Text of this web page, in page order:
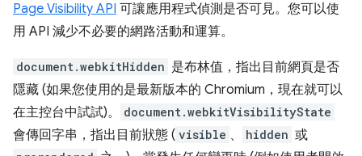
Page Visibility API 可讓應用程式偵測是否可見。您可以使
用 API 減少不必要的網路活動和運算。
document.webkitHidden 是布林值，指出目前網頁是否
隱藏 (如果您使用的是最新版本的 Chromium，現在就可以
在主控台中試試)。
document.webkitVisibilityState
會傳回字串，指出目前狀態 ( visible 、 hidden 或